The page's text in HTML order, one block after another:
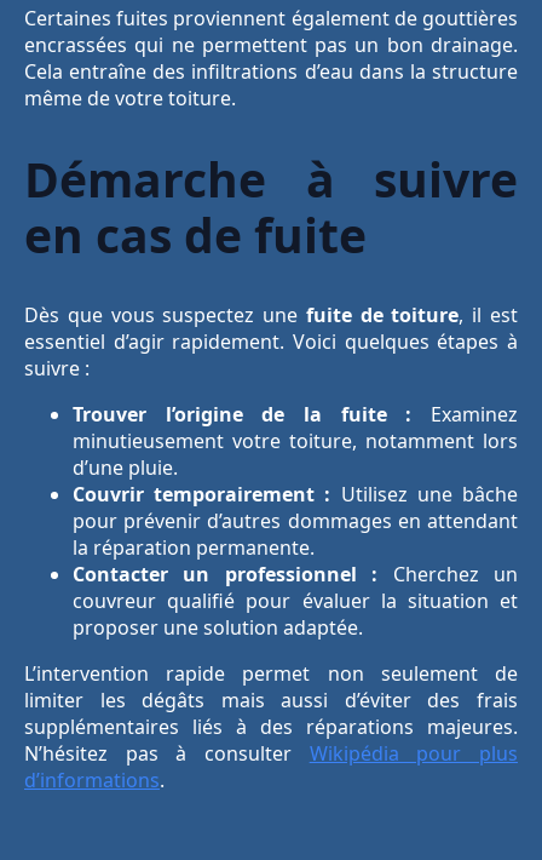
Certaines fuites proviennent également de gouttières
encrassées qui ne permettent pas un bon drainage.
Cela entraîne des infiltrations d’eau dans la structure
même de votre toiture.
Démarche à suivre
en cas de fuite
Dès que vous suspectez une fuite de toiture, il est
essentiel d’agir rapidement. Voici quelques étapes à
suivre :
Trouver l’origine de la fuite : Examinez
minutieusement votre toiture, notamment lors
d’une pluie.
Couvrir temporairement : Utilisez une bâche
pour prévenir d’autres dommages en attendant
la réparation permanente.
Contacter un professionnel : Cherchez un
couvreur qualifié pour évaluer la situation et
proposer une solution adaptée.
L’intervention rapide permet non seulement de
limiter les dégâts mais aussi d’éviter des frais
supplémentaires liés à des réparations majeures.
N’hésitez pas à consulter Wikipédia pour plus
d’informations.